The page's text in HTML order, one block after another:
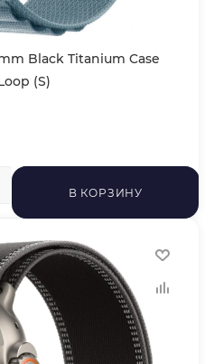
Black Titanium Case
(S)
В КОРЗИНУ